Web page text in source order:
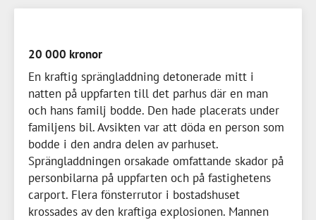
20 000 kronor
En kraftig sprängladdning detonerade mitt i
natten på uppfarten till det parhus där en man
och hans familj bodde. Den hade placerats under
familjens bil. Avsikten var att döda en person som
bodde i den andra delen av parhuset.
Sprängladdningen orsakade omfattande skador på
personbilarna på uppfarten och på fastighetens
carport. Flera fönsterrutor i bostadshuset
krossades av den kraftiga explosionen. Mannen